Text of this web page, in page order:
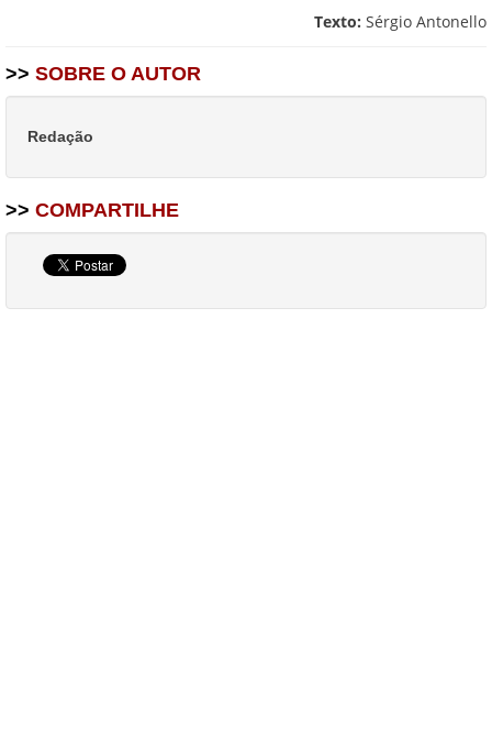
Texto: Sérgio Antonello
>> SOBRE O AUTOR
Redação
>> COMPARTILHE